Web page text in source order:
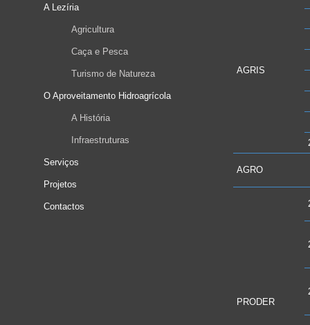
A Lezíria
Agricultura
Caça e Pesca
Turismo de Natureza
O Aproveitamento Hidroagrícola
A História
Infraestruturas
Serviços
Projetos
Contactos
AGRIS
AGRO
PRODER